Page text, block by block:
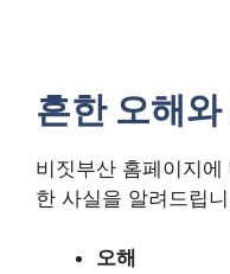
흔한 오해
비짓부산 홈페이지
한 사실을 알려드립
오해